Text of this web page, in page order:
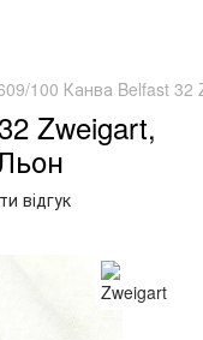
100 Канва Belfast 32
Zweigart,
відгук